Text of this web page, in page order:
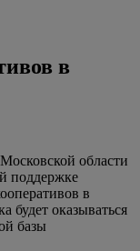
в
области
поддержке
в
будет оказываться
базы